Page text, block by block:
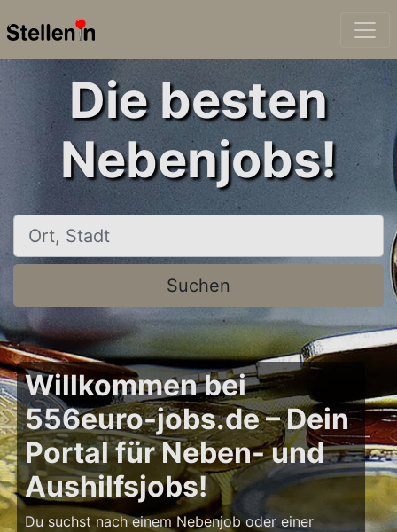
Die besten
Nebenjobs!
Ort, Stadt
Suchen
Willkommen bei
556euro-jobs.de – Dein
Portal für Neben- und
Aushilfsjobs!
Du suchst nach einem Nebenjob oder einer